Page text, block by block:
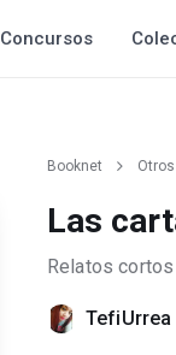
Concursos
Booknet Otros
Las
Relatos cortos
TefiUrrea